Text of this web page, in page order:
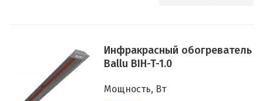
Инфракрасный обогреватель
Ballu BIH-T-1.0
Мощность, Вт